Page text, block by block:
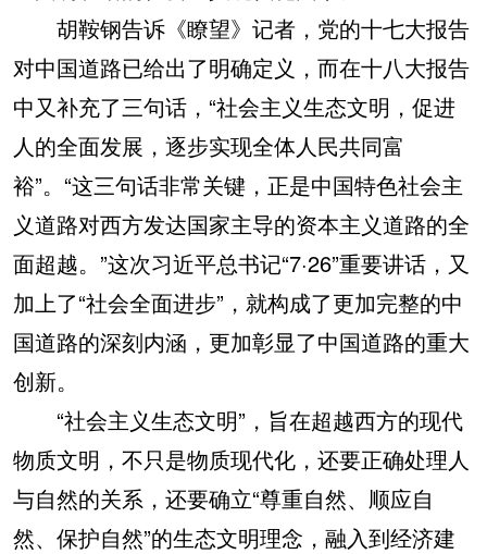
胡鞍钢告诉《瞭望》记者，党的十七大报告
对中国道路已给出了明确定义，而在十八大报告
中又补充了三句话，“社会主义生态文明，促进
人的全面发展，逐步实现全体人民共同富
裕”。“这三句话非常关键，正是中国特色社会主
义道路对西方发达国家主导的资本主义道路的全
面超越。”这次习近平总书记“7·26”重要讲话，又
加上了“社会全面进步”，就构成了更加完整的中
国道路的深刻内涵，更加彰显了中国道路的重大
创新。
“社会主义生态文明”，旨在超越西方的现代
物质文明，不只是物质现代化，还要正确处理人
与自然的关系，还要确立“尊重自然、顺应自
然、保护自然”的生态文明理念，融入到经济建